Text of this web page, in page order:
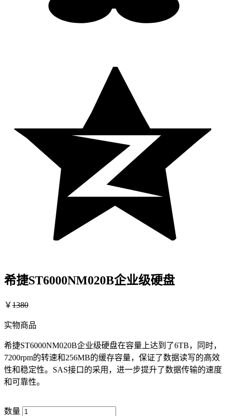
希捷ST6000NM020B企业级硬盘
￥1380
实物商品
希捷ST6000NM020B企业级硬盘在容量上达到了6TB，同时，
7200rpm的转速和256MB的缓存容量，保证了数据读写的高效
性和稳定性。SAS接口的采用，进一步提升了数据传输的速度
和可靠性。
数量